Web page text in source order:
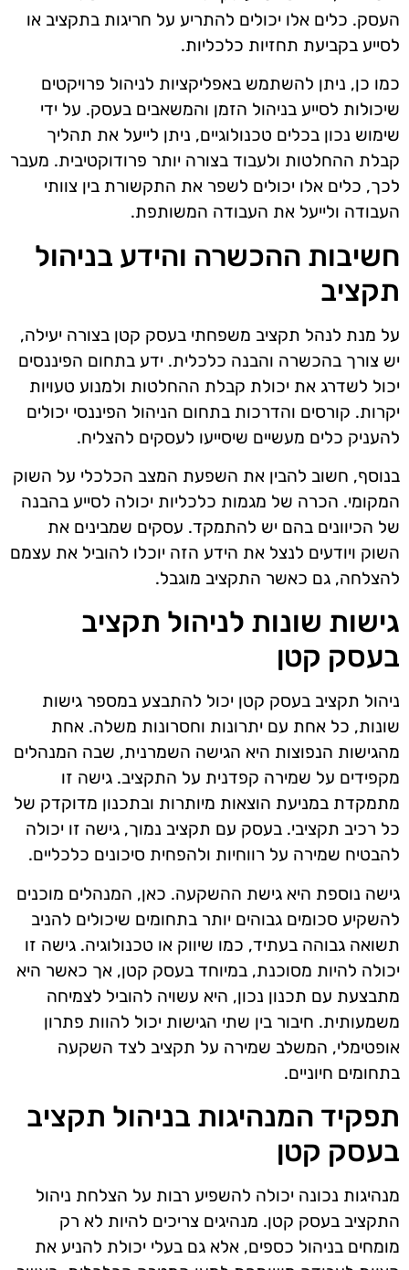
העסק. כלים אלו יכולים להתריע על חריגות בתקציב או
לסייע בקביעת תחזיות כלכליות.
כמו כן, ניתן להשתמש באפליקציות לניהול פרויקטים
שיכולות לסייע בניהול הזמן והמשאבים בעסק. על ידי
שימוש נכון בכלים טכנולוגיים, ניתן לייעל את תהליך
קבלת ההחלטות ולעבוד בצורה יותר פרודוקטיבית. מעבר
לכך, כלים אלו יכולים לשפר את התקשורת בין צוותי
העבודה ולייעל את העבודה המשותפת.
חשיבות ההכשרה והידע בניהול
תקציב
על מנת לנהל תקציב משפחתי בעסק קטן בצורה יעילה,
יש צורך בהכשרה והבנה כלכלית. ידע בתחום הפיננסים
יכול לשדרג את יכולת קבלת ההחלטות ולמנוע טעויות
יקרות. קורסים והדרכות בתחום הניהול הפיננסי יכולים
להעניק כלים מעשיים שיסייעו לעסקים להצליח.
בנוסף, חשוב להבין את השפעת המצב הכלכלי על השוק
המקומי. הכרה של מגמות כלכליות יכולה לסייע בהבנה
של הכיוונים בהם יש להתמקד. עסקים שמבינים את
השוק ויודעים לנצל את הידע הזה יוכלו להוביל את עצמם
להצלחה, גם כאשר התקציב מוגבל.
גישות שונות לניהול תקציב
בעסק קטן
ניהול תקציב בעסק קטן יכול להתבצע במספר גישות
שונות, כל אחת עם יתרונות וחסרונות משלה. אחת
מהגישות הנפוצות היא הגישה השמרנית, שבה המנהלים
מקפידים על שמירה קפדנית על התקציב. גישה זו
מתמקדת במניעת הוצאות מיותרות ובתכנון מדוקדק של
כל רכיב תקציבי. בעסק עם תקציב נמוך, גישה זו יכולה
להבטיח שמירה על רווחיות ולהפחית סיכונים כלכליים.
גישה נוספת היא גישת ההשקעה. כאן, המנהלים מוכנים
להשקיע סכומים גבוהים יותר בתחומים שיכולים להניב
תשואה גבוהה בעתיד, כמו שיווק או טכנולוגיה. גישה זו
יכולה להיות מסוכנת, במיוחד בעסק קטן, אך כאשר היא
מתבצעת עם תכנון נכון, היא עשויה להוביל לצמיחה
משמעותית. חיבור בין שתי הגישות יכול להוות פתרון
אופטימלי, המשלב שמירה על תקציב לצד השקעה
בתחומים חיוניים.
תפקיד המנהיגות בניהול תקציב
בעסק קטן
מנהיגות נכונה יכולה להשפיע רבות על הצלחת ניהול
התקציב בעסק קטן. מנהיגים צריכים להיות לא רק
מומחים בניהול כספים, אלא גם בעלי יכולת להניע את